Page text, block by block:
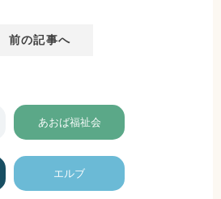
前の記事へ
あおば福祉会
エルブ